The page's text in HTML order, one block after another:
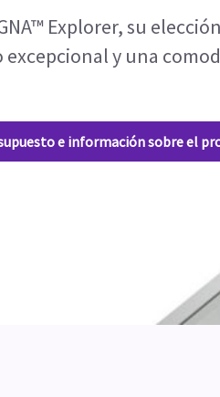
Explorer, su
y una
e información sobre el